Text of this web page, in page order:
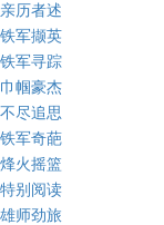
亲历者述
铁军撷英
铁军寻踪
巾帼豪杰
不尽追思
铁军奇葩
烽火摇篮
特别阅读
雄师劲旅